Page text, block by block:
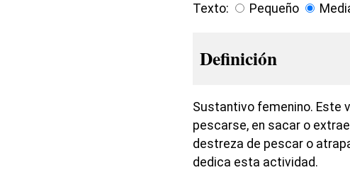
Texto: Pequeño
Definición
Sustantivo femenino. Este
pescarse, en sacar o
destreza de pescar o
dedica esta actividad.